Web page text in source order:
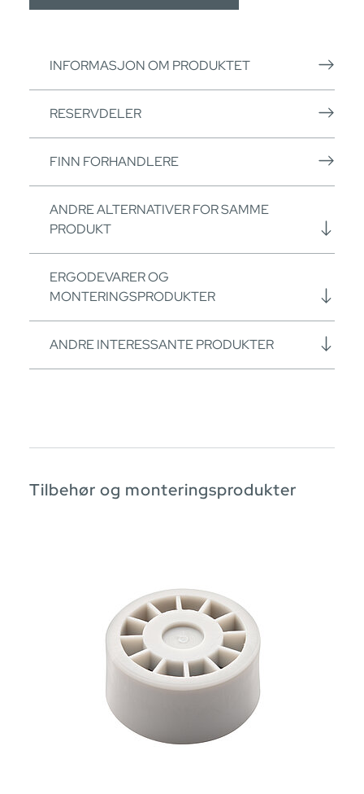
INFORMASJON OM PRODUKTET
RESERVDELER
FINN FORHANDLERE
ANDRE ALTERNATIVER FOR SAMME
PRODUKT
ERGODEVARER OG
MONTERINGSPRODUKTER
ANDRE INTERESSANTE PRODUKTER
Tilbehør og monteringsprodukter